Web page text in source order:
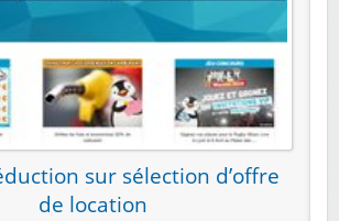
sur sélection d’offre
de location